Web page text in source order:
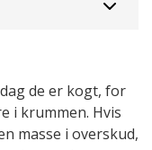
de er kogt, for
i krummen. Hvis
masse i overskud,